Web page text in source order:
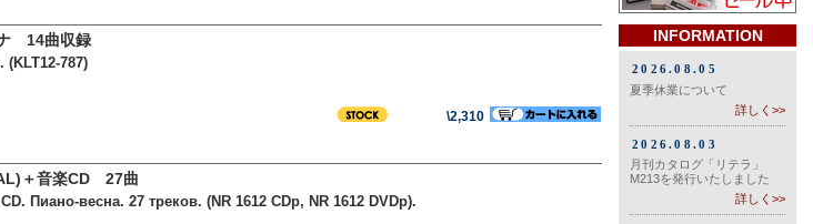
14曲収録
(KLT12-787)
\2,310
＋音楽CD 27曲
Пиано-весна. 27 треков. (NR 1612 CDp, NR 1612 DVDp).
INFORMATION